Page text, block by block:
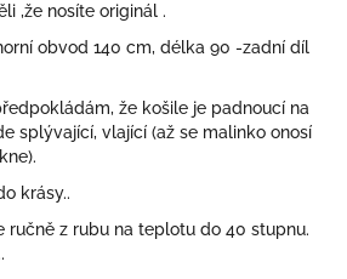
,že nosíte originál .
obvod 140 cm, délka 90 -zadní díl
že košile je padnoucí na
splývající, vlající (až se malinko onosí
krásy..
ručně z rubu na teplotu do 40 stupnu.